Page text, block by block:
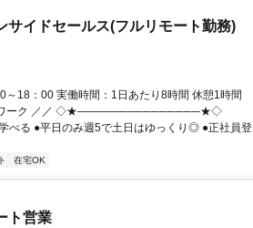
サイドセールス(フルリモート勤務)
～18：00 実働時間：1日あたり8時間 休憩1時間
トワーク ／／ ◇★───────────────★◇
べる ●平日のみ週5で土日はゆっくり◎ ●正社員登
在宅OK
ト営業